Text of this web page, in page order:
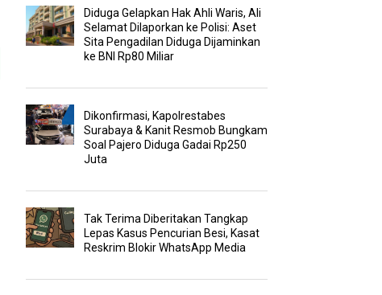
Diduga Gelapkan Hak Ahli Waris, Ali
Selamat Dilaporkan ke Polisi: Aset
Sita Pengadilan Diduga Dijaminkan
ke BNI Rp80 Miliar
Dikonfirmasi, Kapolrestabes
Surabaya & Kanit Resmob Bungkam
Soal Pajero Diduga Gadai Rp250
Juta
Tak Terima Diberitakan Tangkap
Lepas Kasus Pencurian Besi, Kasat
Reskrim Blokir WhatsApp Media